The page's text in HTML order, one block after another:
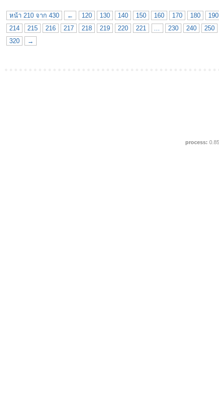
หน้า 210 จาก 430 ← 120 130 140 150 160 170 180
190
214
215 216 217 218 219 220 221 ... 230 240
250
320
→
process: